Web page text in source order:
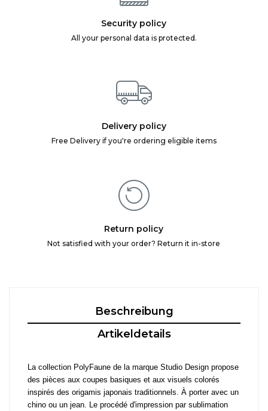
Security policy
All your personal data is protected.
Delivery policy
Free Delivery if you're ordering eligible items
Return policy
Not satisfied with your order? Return it in-store
Beschreibung
Artikeldetails
La collection PolyFaune de la marque Studio Design propose
des pièces aux coupes basiques et aux visuels colorés
inspirés des origamis japonais traditionnels. À porter avec un
chino ou un jean. Le procédé d'impression par sublimation